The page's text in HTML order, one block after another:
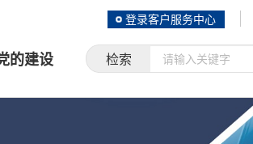
登录客户服务中心
检索
的建设